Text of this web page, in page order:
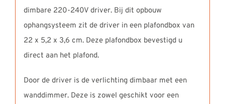
dimbare 220-240V driver. Bij dit opbouw
ophangsysteem zit de driver in een plafondbox van
22 x 5,2 x 3,6 cm. Deze plafondbox bevestigd u
direct aan het plafond.
Door de driver is de verlichting dimbaar met een
wanddimmer. Deze is zowel geschikt voor een